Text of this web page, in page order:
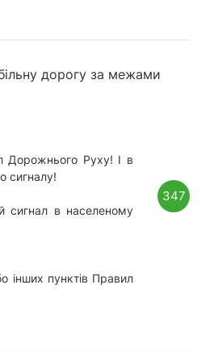
дорогу за межами
Дорожнього Руху! І в
сигналу!
сигнал в населеному
інших пунктів Правил
347